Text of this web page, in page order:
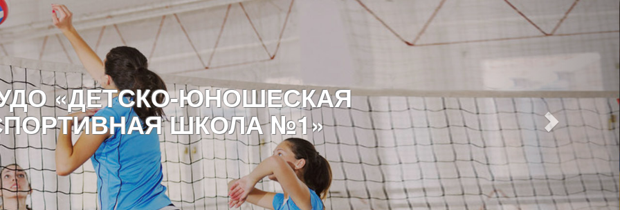
«ДЕТСКО-ЮНОШЕСКАЯ
ШКОЛА №1»